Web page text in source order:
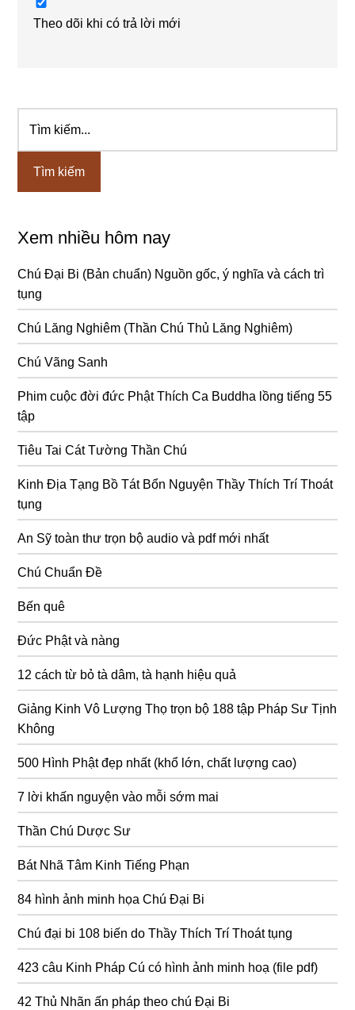
Theo dõi khi có trả lời mới
Sidebar
chính
kiếm...
Xem nhiều hôm nay
Chú Đại Bi (Bản chuẩn) Nguồn gốc, ý nghĩa và cách trì
tụng
Chú Lăng Nghiêm (Thần Chú Thủ Lăng Nghiêm)
Chú Vãng Sanh
Phim cuộc đời đức Phật Thích Ca Buddha lồng tiếng 55
tập
Tiêu Tai Cát Tường Thần Chú
Kinh Địa Tạng Bồ Tát Bổn Nguyện Thầy Thích Trí Thoát
tụng
An Sỹ toàn thư trọn bộ audio và pdf mới nhất
Chú Chuẩn Đề
Bến quê
Đức Phật và nàng
12 cách từ bỏ tà dâm, tà hạnh hiệu quả
Giảng Kinh Vô Lượng Thọ trọn bộ 188 tập Pháp Sư Tịnh
Không
500 Hình Phật đẹp nhất (khổ lớn, chất lượng cao)
7 lời khấn nguyện vào mỗi sớm mai
Thần Chú Dược Sư
Bát Nhã Tâm Kinh Tiếng Phạn
84 hình ảnh minh họa Chú Đại Bi
Chú đại bi 108 biến do Thầy Thích Trí Thoát tụng
423 câu Kinh Pháp Cú có hình ảnh minh hoạ (file pdf)
42 Thủ Nhãn ấn pháp theo chú Đại Bi